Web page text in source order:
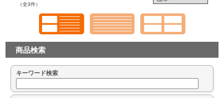
（全3件）
商品検索
キーワード検索